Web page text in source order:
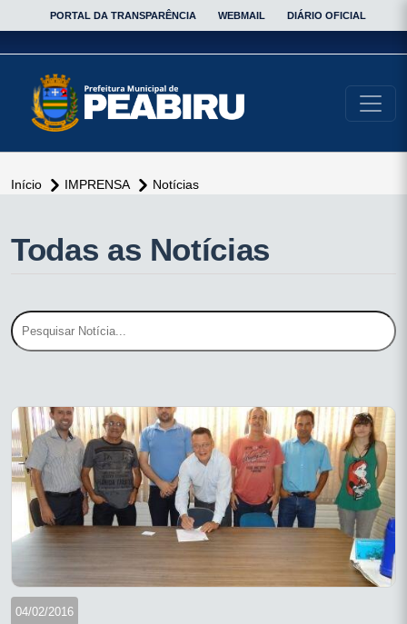
PORTAL DA TRANSPARÊNCIA WEBMAIL DIÁRIO OFICIAL
Início IMPRENSA Notícias
Todas as Notícias
04/02/2016